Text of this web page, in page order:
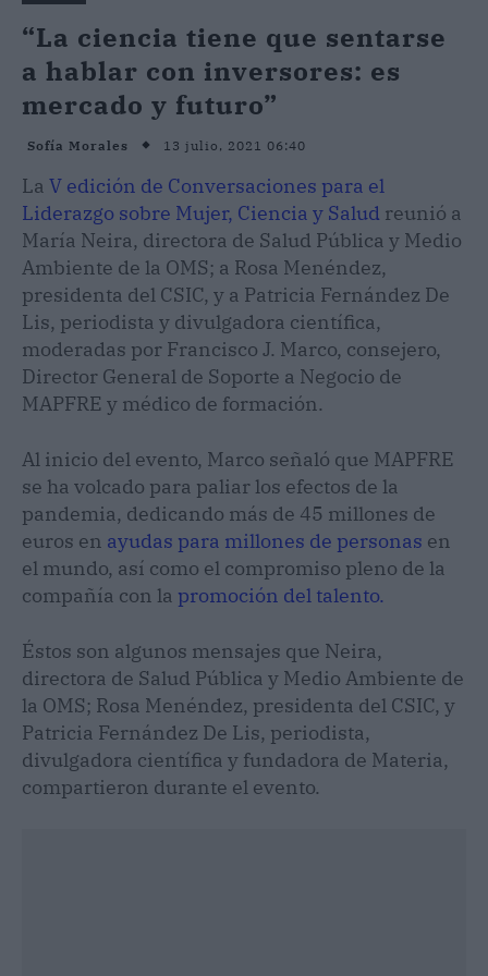
“La ciencia tiene que sentarse
a hablar con inversores: es
mercado y futuro”
Sofía Morales 13 julio, 2021 06:40
La V edición de Conversaciones para el
Liderazgo sobre Mujer, Ciencia y Salud reunió a
María Neira, directora de Salud Pública y Medio
Ambiente de la OMS; a Rosa Menéndez,
presidenta del CSIC, y a Patricia Fernández De
Lis, periodista y divulgadora científica,
moderadas por Francisco J. Marco, consejero,
Director General de Soporte a Negocio de
MAPFRE y médico de formación.
Al inicio del evento, Marco señaló que MAPFRE
se ha volcado para paliar los efectos de la
pandemia, dedicando más de 45 millones de
euros en ayudas para millones de personas en
el mundo, así como el compromiso pleno de la
compañía con la promoción del talento.
Éstos son algunos mensajes que Neira,
directora de Salud Pública y Medio Ambiente de
la OMS; Rosa Menéndez, presidenta del CSIC, y
Patricia Fernández De Lis, periodista,
divulgadora científica y fundadora de Materia,
compartieron durante el evento.